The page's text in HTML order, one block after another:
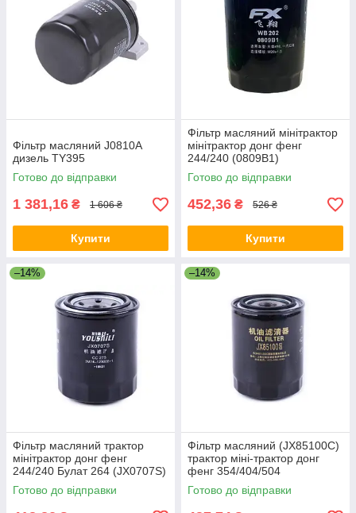
Фільтр масляний J0810A
дизель TY395
Готово до відправки
1 381,16 ₴ 1 606 ₴
Купити
Фільтр масляний мінітрактор
мінітрактор донг фенг
244/240 (0809B1)
Готово до відправки
452,36 ₴ 526 ₴
Купити
–14%
Фільтр масляний трактор
мінітрактор донг фенг
244/240 Булат 264 (JX0707S)
Готово до відправки
–14%
Фільтр масляний (JX85100C)
трактор міні-трактор донг
фенг 354/404/504
Готово до відправки